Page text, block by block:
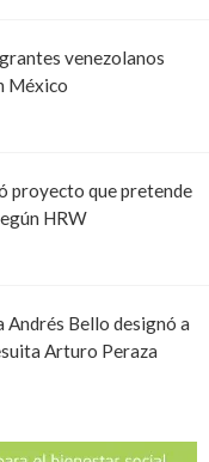
venezolanos
México
proyecto que pretende
HRW
Bello designó a
Arturo Peraza